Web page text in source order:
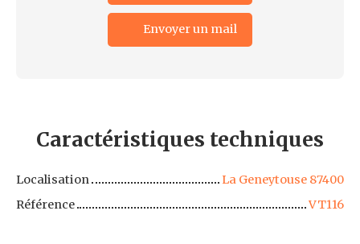
Envoyer un mail
Caractéristiques techniques
Localisation
La Geneytouse 87400
Référence
VT116